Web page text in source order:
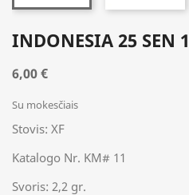
INDONESIA 25 SEN
6,00 €
Su mokesčiais
Stovis: XF
Katalogo Nr. KM# 11
Svoris: 2,2 gr.